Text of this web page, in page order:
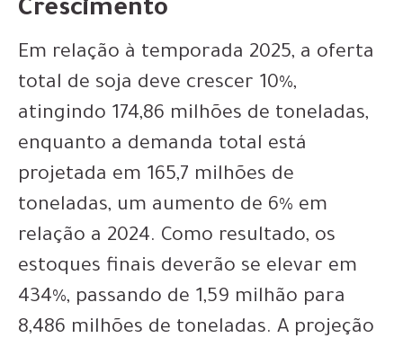
Crescimento
Em relação à temporada 2025, a oferta
total de soja deve crescer 10%,
atingindo 174,86 milhões de toneladas,
enquanto a demanda total está
projetada em 165,7 milhões de
toneladas, um aumento de 6% em
relação a 2024. Como resultado, os
estoques finais deverão se elevar em
434%, passando de 1,59 milhão para
8,486 milhões de toneladas. A projeção